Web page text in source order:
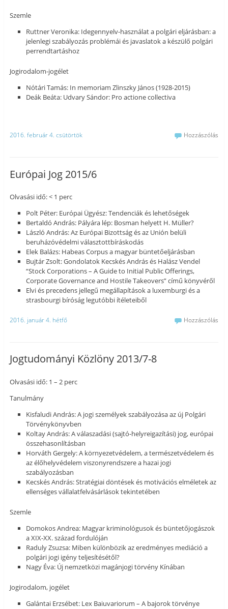
Szemle
Ruttner Veronika: Idegennyelv-használat a polgári eljárásban: a
jelenlegi szabályozás problémái és javaslatok a készülő polgári
perrendtartáshoz
Jogirodalom-jogélet
Nótári Tamás: In memoriam Zlinszky János (1928-2015)
Deák Beáta: Udvary Sándor: Pro actione collectiva
2016. február 4. csütörtök Hozzászólás
Európai Jog 2015/6
Olvasási idő: < 1 perc
Polt Péter: Európai Ügyész: Tendenciák és lehetőségek
Bertaldó András: Pályára lép: Bosman helyett H. Müller?
László András: Az Európai Bizottság és az Unión belüli
beruházóvédelmi választottbíráskodás
Elek Balázs: Habeas Corpus a magyar büntetőeljárásban
Bujtár Zsolt: Gondolatok Kecskés András és Halász Vendel
“Stock Corporations – A Guide to Initial Public Offerings,
Corporate Governance and Hostile Takeovers” című könyvéről
Elvi és precedens jellegű megállapítások a luxemburgi és a
strasbourgi bíróság legutóbbi ítéleteiből
2016. január 4. hétfő Hozzászólás
Jogtudományi Közlöny 2013/7-8
Olvasási idő: 1 – 2 perc
Tanulmány
Kisfaludi András: A jogi személyek szabályozása az új Polgári
Törvénykönyvben
Koltay András: A válaszadási (sajtó-helyreigazítási) jog, európai
összehasonlításban
Horváth Gergely: A környezetvédelem, a természetvédelem és
az élőhelyvédelem viszonyrendszere a hazai jogi
szabályozásban
Kecskés András: Stratégiai döntések és motivációs elméletek az
ellenséges vállalatfelvásárlások tekintetében
Szemle
Domokos Andrea: Magyar kriminológusok és büntetőjogászok
a XIX-XX. század fordulóján
Raduly Zsuzsa: Miben különbözik az eredményes mediáció a
polgári jogi igény teljesítésétől?
Nagy Éva: Új nemzetközi magánjogi törvény Kínában
Jogirodalom, jogélet
Galántai Erzsébet: Lex Baiuvariorum – A bajorok törvénye